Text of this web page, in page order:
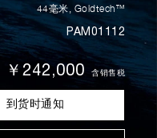
44毫米 Goldtech™
PAM01112
￥242,000 含销售税
到货时通知